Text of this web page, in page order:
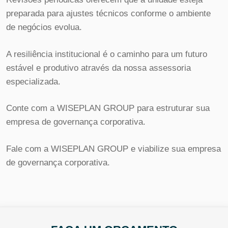
preparada para ajustes técnicos conforme o ambiente
de negócios evolua.
A resiliência institucional é o caminho para um futuro
estável e produtivo através da nossa assessoria
especializada.
Conte com a WISEPLAN GROUP para estruturar sua
empresa de governança corporativa.
Fale com a WISEPLAN GROUP e viabilize sua empresa
de governança corporativa.